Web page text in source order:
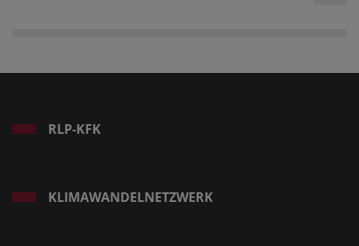
RLP-KFK
KLIMAWANDELNETZWERK